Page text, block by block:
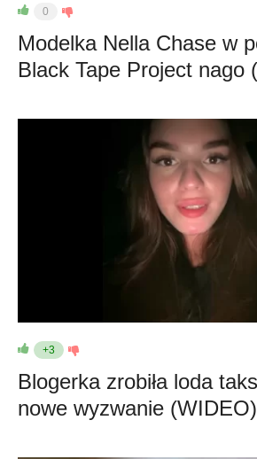
0
Modelka Nella Chase w
Black Tape Project nago
+3
Blogerka zrobiła loda
nowe wyzwanie (WIDEO)